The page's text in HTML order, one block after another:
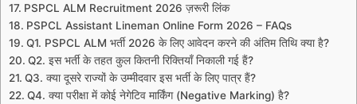
PSPCL ALM Recruitment 2026 ज़रूरी लिंक
PSPCL Assistant Lineman Online Form 2026 – FAQs
Q1. PSPCL ALM भर्ती 2026 के लिए आवेदन करने की अंतिम तिथि क्या है?
Q2. इस भर्ती के तहत कुल कितनी रिक्तियाँ निकाली गई हैं?
Q3. क्या दूसरे राज्यों के उम्मीदवार इस भर्ती के लिए पात्र हैं?
Q4. क्या परीक्षा में कोई नेगेटिव मार्किंग (Negative Marking) है?